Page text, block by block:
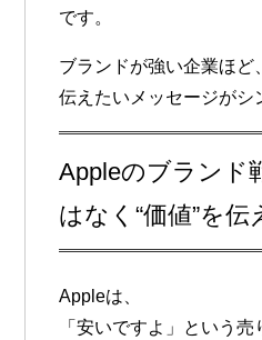
です。
ブランドが強い企業ほど、
伝えたいメッセージがシ
Appleのブランド
はなく“価値”を伝
Appleは、
「安いですよ」という